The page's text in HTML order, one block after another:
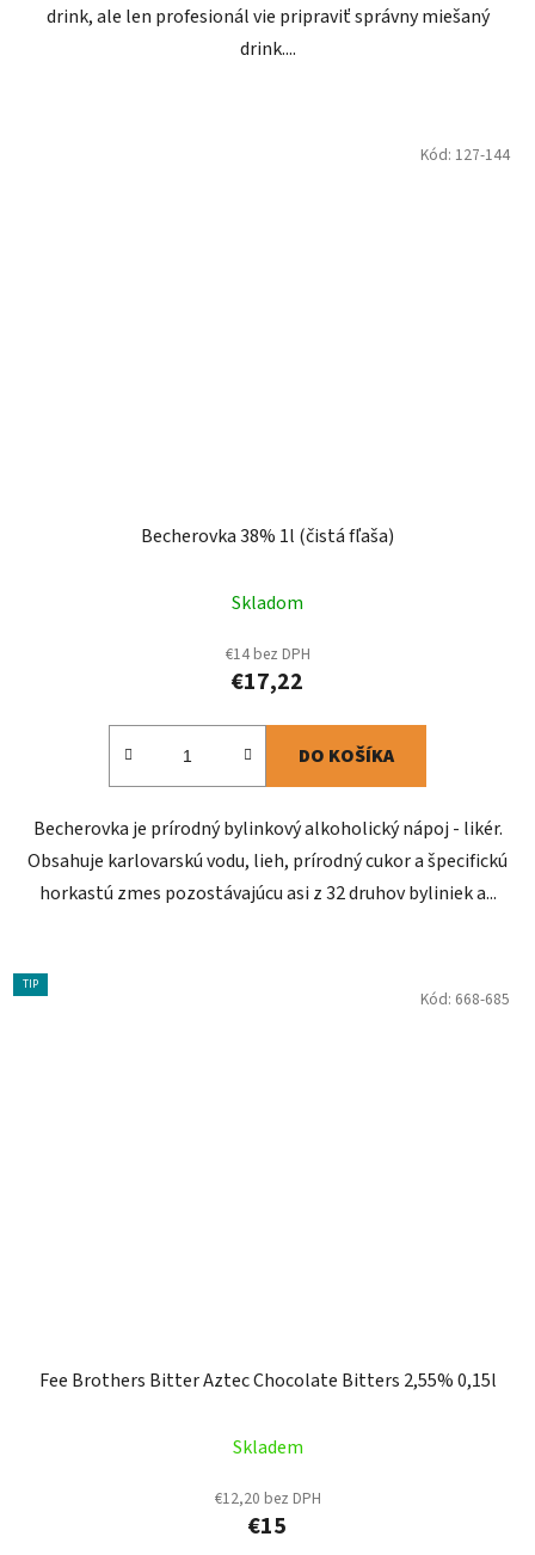
drink, ale len profesionál vie pripraviť správny miešaný
drink....
Becherovka 38% 1l (čistá fľaša)
Skladom
€14 bez DPH
€17,22
DO KOŠÍKA
Becherovka je prírodný bylinkový alkoholický nápoj - likér.
Obsahuje karlovarskú vodu, lieh, prírodný cukor a špecifickú
horkastú zmes pozostávajúcu asi z 32 druhov byliniek a...
Kód: 127-144
TIP
Fee Brothers Bitter Aztec Chocolate Bitters 2,55% 0,15l
Skladem
€12,20 bez DPH
€15
Kód: 668-685